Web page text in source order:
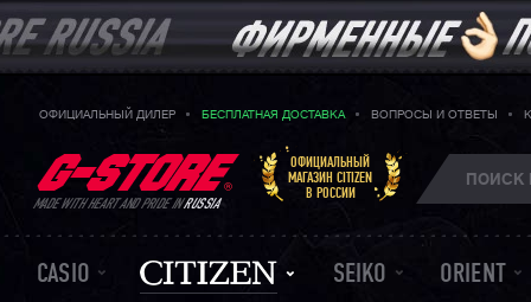
ОФИЦИАЛЬНЫЙ ДИЛЕР БЕСПЛАТНАЯ ДОСТАВКА ВОПРОСЫ И ОТВЕТЫ
MADE WITH HEART AND PRIDE INRUSSIA
ОФИЦИАЛЬНЫЙ
МАГАЗИН CITIZEN
В РОССИИ
CASIO SEIKO ORIENT